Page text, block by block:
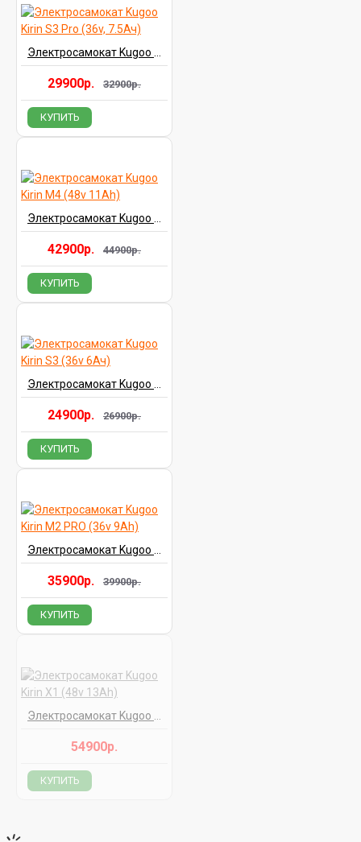
29900р. 32900р.
КУПИТЬ
42900р. 44900р.
КУПИТЬ
24900р. 26900р.
КУПИТЬ
35900р. 39900р.
КУПИТЬ
54900р.
КУПИТЬ